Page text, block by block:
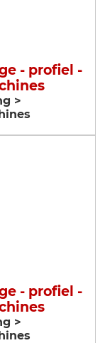
- profiel -
>
- profiel -
>